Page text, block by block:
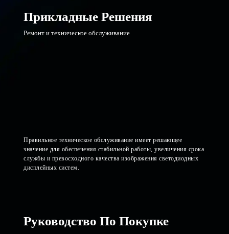
Прикладные Решения
Ремонт и техническое обслуживание
Правильное техническое обслуживание имеет решающее
значение для обеспечения стабильной работы, увеличения срока
службы и превосходного качества изображения светодиодных
дисплейных систем.
Руководство По Покупке